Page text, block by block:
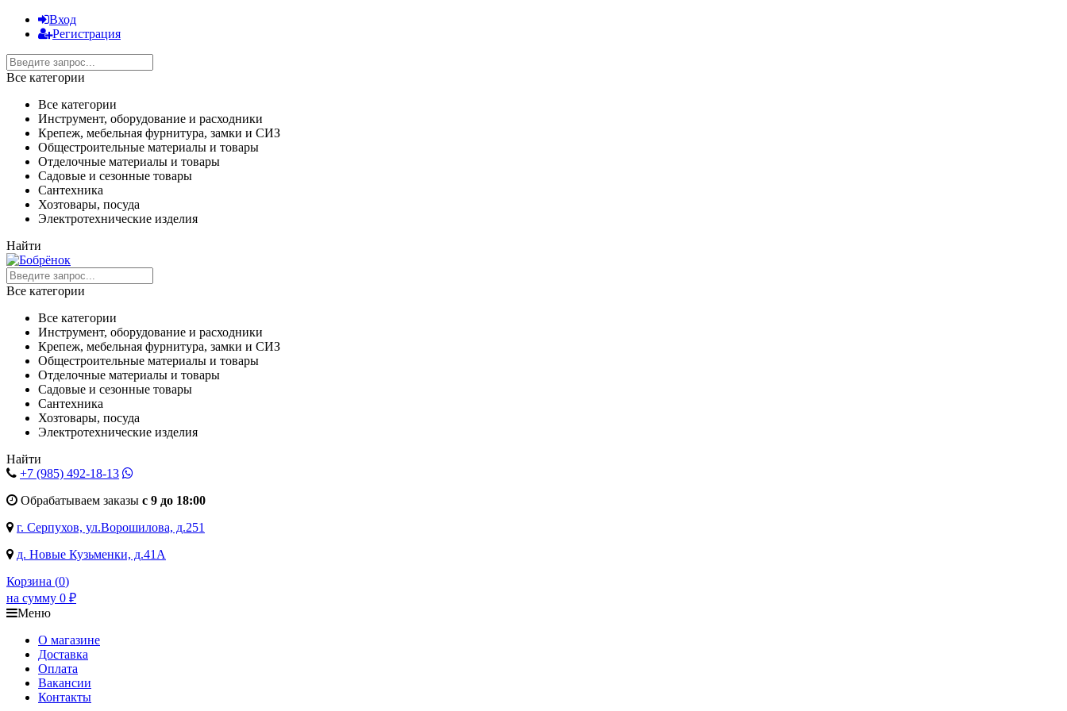
Вход
Регистрация
Все категории
Все категории
Инструмент, оборудование и расходники
Крепеж, мебельная фурнитура, замки и СИЗ
Общестроительные материалы и товары
Отделочные материалы и товары
Садовые и сезонные товары
Сантехника
Хозтовары, посуда
Электротехнические изделия
Найти
Все категории
Все категории
Инструмент, оборудование и расходники
Крепеж, мебельная фурнитура, замки и СИЗ
Общестроительные материалы и товары
Отделочные материалы и товары
Садовые и сезонные товары
Сантехника
Хозтовары, посуда
Электротехнические изделия
Найти
+7 (985) 492-18-13
Обрабатываем заказы с 9 до 18:00
г. Серпухов, ул.Ворошилова, д.251
д. Новые Кузьменки, д.41А
Корзина (0)
на сумму 0 ₽
Меню
О магазине
Доставка
Оплата
Вакансии
Контакты